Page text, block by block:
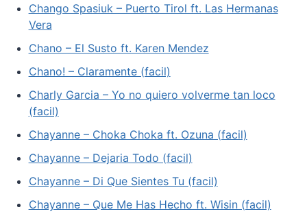
Chango Spasiuk – Puerto Tirol ft. Las Hermanas
Vera
Chano – El Susto ft. Karen Mendez
Chano! – Claramente (facil)
Charly Garcia – Yo no quiero volverme tan loco
(facil)
Chayanne – Choka Choka ft. Ozuna (facil)
Chayanne – Dejaria Todo (facil)
Chayanne – Di Que Sientes Tu (facil)
Chayanne – Que Me Has Hecho ft. Wisin (facil)